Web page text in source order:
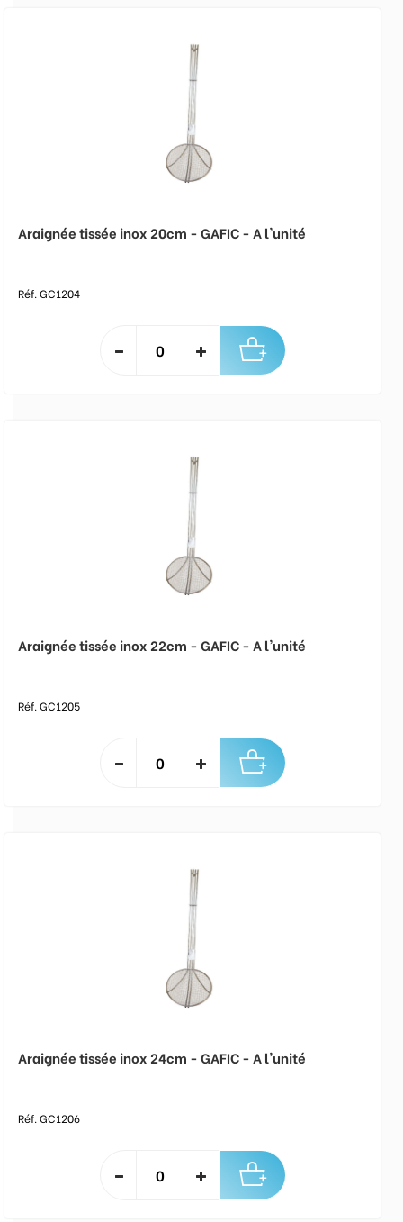
Araignée tissée inox 20cm - GAFIC - A l'unité
Réf. GC1204
Araignée tissée inox 22cm - GAFIC - A l'unité
Réf. GC1205
Araignée tissée inox 24cm - GAFIC - A l'unité
Réf. GC1206